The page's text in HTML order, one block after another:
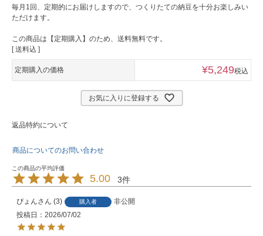
毎月1回、定期的にお届けしますので、つくりたての納豆を十分お楽しみい
ただけます。
この商品は【定期購入】のため、送料無料です。
送料込
定期購入の価格 ¥5,249税込
お気に入りに登録する
返品特約について
商品についてのお問い合わせ
5.00 3
ぴょん 3 購入者
非公開
投稿日
2026/07/02